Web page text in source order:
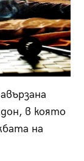
в която
на